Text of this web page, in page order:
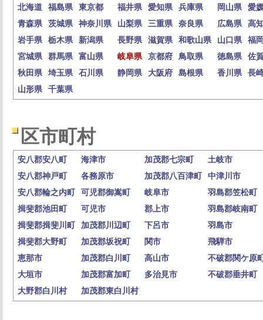
北海道 福島県 東京都 福井県 愛知県 兵庫県 岡山県
愛
青森県
茨城県 神奈川県 山梨県 三重県 奈良県 広島県
高
岩手県
栃木県 新潟県 長野県 滋賀県 和歌山県 山口県
福
宮城県
群馬県 富山県 岐阜県 京都府 鳥取県 徳島県
佐
秋田県
埼玉県 石川県 静岡県 大阪府 島根県 香川県
長
山形県
千葉県
区市町村
安八郡安八町 海津市 加茂郡七宗町
土岐市
安八郡神戸町
各務原市 加茂郡八百津町
中津川市
安八郡輪之内町
可児郡御嵩町 岐阜市
羽島郡笠松町
揖斐郡池田町
可児市 郡上市
羽島郡岐南町
揖斐郡揖斐川町
加茂郡川辺町 下呂市
羽島市
揖斐郡大野町
加茂郡坂祝町 関市
飛騨市
恵那市
加茂郡白川町 高山市
不破郡関ケ原
大垣市
加茂郡富加町 多治見市
不破郡垂井町
大野郡白川村
加茂郡東白川村